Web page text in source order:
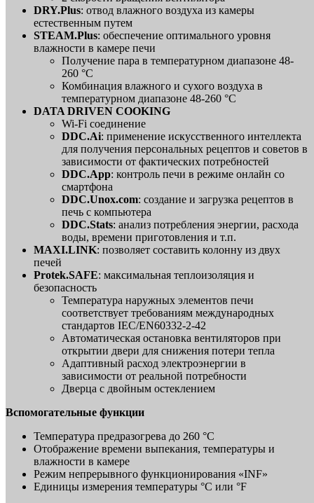
DRY.Plus: отвод влажного воздуха из камеры
естественным путем
STEAM.Plus: обеспечение оптимального уровня
влажности в камере печи
Получение пара в температурном диапазоне 48-
260 °C
Комбинация влажного и сухого воздуха в
температурном диапазоне 48-260 °C
DATA DRIVEN COOKING
Wi-Fi соединение
DDC.Ai: применение искусственного интеллекта
для получения персональных рецептов и советов в
зависимости от фактических потребностей
DDC.App: контроль печи в режиме онлайн со
смартфона
DDC.Unox.com: создание и загрузка рецептов в
печь с компьютера
DDC.Stats: анализ потребления энергии, расхода
воды, времени приготовления и т.п.
MAXI.LINK: позволяет составить колонну из двух
печей
Protek.SAFE: максимальная теплоизоляция и
безопасность
Температура наружных элементов печи
соответствует требованиям международных
стандартов IEC/EN60332-2-42
Автоматическая остановка вентиляторов при
открытии двери для снижения потери тепла
Адаптивный расход электроэнергии в
зависимости от реальной потребности
Дверца с двойным остеклением
Вспомогательные функции
Температура предразогрева до 260 °C
Отображение времени выпекания, температуры и
влажности в камере
Режим непрерывного функционирования «INF»
Единицы измерения температуры °C или °F